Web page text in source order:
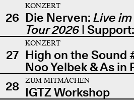
26
KONZERT
Die Nerven: Live
Tour 2026|
27
KONZERT
High on the Sound
Noo Yelbek & As in
28
ZUM MITMACHEN
IGTZ Workshop